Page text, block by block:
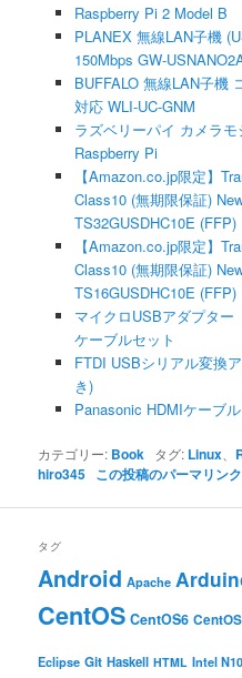
Raspberry Pi 2 Model B
PLANEX 無線LAN子機
150Mbps GW-
BUFFALO 無線LAN子機
対応 WLI-UC-GNM
ラズベリーパイ カメラ
Raspberry Pi
【Amazon.co.jp限定】
Class10 (無期限保証)
TS32GUSDHC10E (FFP)
【Amazon.co.jp限定】
Class10 (無期限保証)
TS16GUSDHC10E (FFP)
マイクロUSBアダプ
ケーブルセット
FTDI USBシリアル変換
き)
Panasonic HDMIケーブ
カテゴリー: Book タグ: Linux
hiro345 この投稿のパーマリンク
タグ
Android Apache
CentOS CentOS6
Eclipse Git Haskell HTML Intel